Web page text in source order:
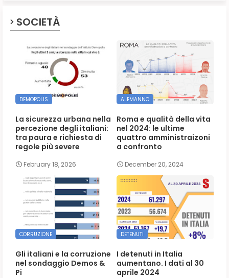
SOCIETÀ
DEMOPOLIS
La sicurezza urbana nella
percezione degli italiani:
tra paura e richiesta di
regole più severe
February 18, 2026
ALEMANNO
Roma e qualità della vita
nel 2024: le ultime
quattro amministraizoni
a confronto
December 20, 2024
CORRUZIONE
Gli italiani e la corruzione
nel sondaggio Demos &
Pi
DETENUTI
I detenuti in Italia
aumentano. I dati al 30
aprile 2024